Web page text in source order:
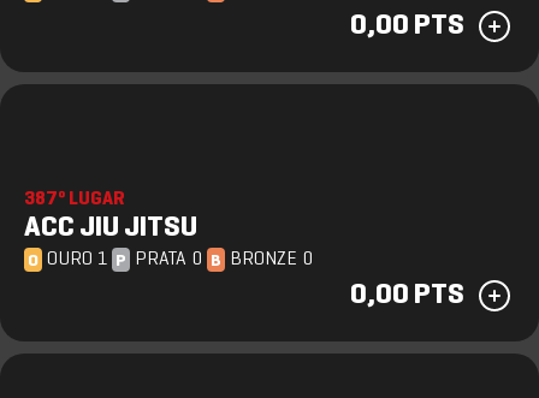
0,00 PTS
387º LUGAR
ACC JIU JITSU
O OURO 1 P PRATA 0 B BRONZE 0
0,00 PTS